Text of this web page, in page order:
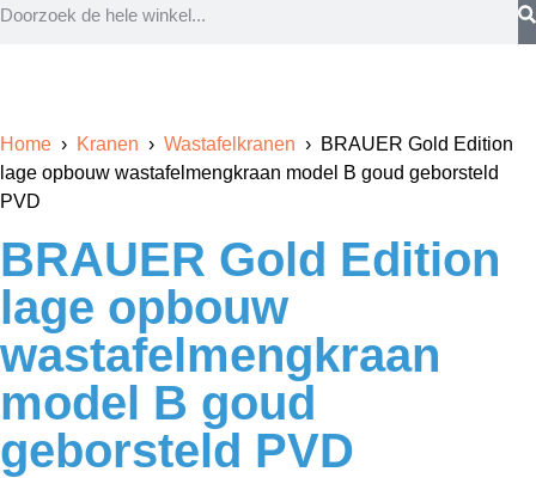
Home › Kranen › Wastafelkranen › BRAUER Gold Edition
lage opbouw wastafelmengkraan model B goud geborsteld
PVD
BRAUER Gold Edition
lage opbouw
wastafelmengkraan
model B goud
geborsteld PVD